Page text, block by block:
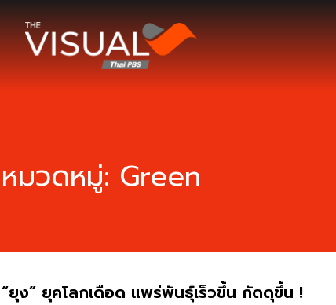
ข้ามไปยังเนื้อหา
หมวดหมู่: Green
“ยุง” ยุคโลกเดือด แพร่พันธุ์เร็วขึ้น กัดดุขึ้น !